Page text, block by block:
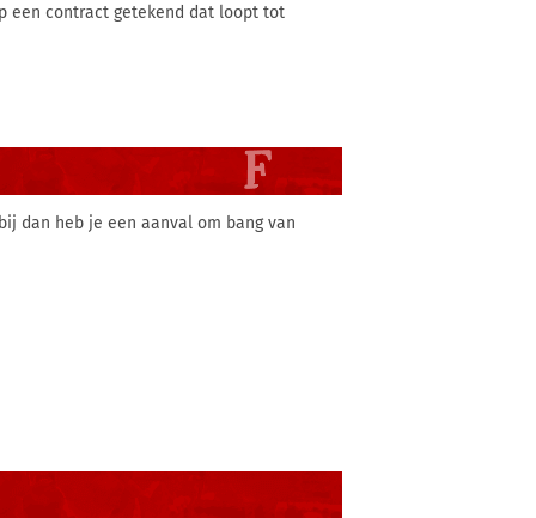
een contract getekend dat loopt tot
dan heb je een aanval om bang van